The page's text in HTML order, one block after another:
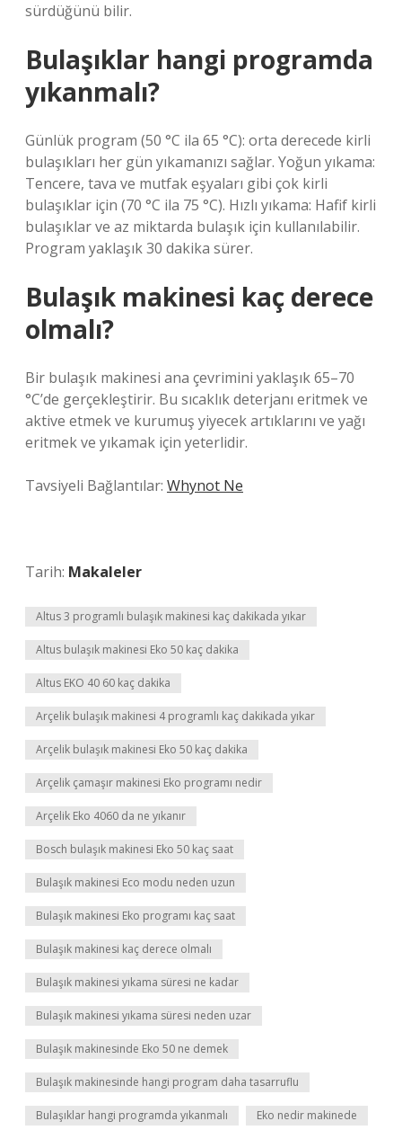
sürdüğünü bilir.
Bulaşıklar hangi programda
yıkanmalı?
Günlük program (50 °C ila 65 °C): orta derecede kirli
bulaşıkları her gün yıkamanızı sağlar. Yoğun yıkama:
Tencere, tava ve mutfak eşyaları gibi çok kirli
bulaşıklar için (70 °C ila 75 °C). Hızlı yıkama: Hafif kirli
bulaşıklar ve az miktarda bulaşık için kullanılabilir.
Program yaklaşık 30 dakika sürer.
Bulaşık makinesi kaç derece
olmalı?
Bir bulaşık makinesi ana çevrimini yaklaşık 65–70
°C’de gerçekleştirir. Bu sıcaklık deterjanı eritmek ve
aktive etmek ve kurumuş yiyecek artıklarını ve yağı
eritmek ve yıkamak için yeterlidir.
Tavsiyeli Bağlantılar: Whynot Ne
Tarih: Makaleler
Altus 3 programlı bulaşık makinesi kaç dakikada yıkar
Altus bulaşık makinesi Eko 50 kaç dakika
Altus EKO 40 60 kaç dakika
Arçelik bulaşık makinesi 4 programlı kaç dakikada yıkar
Arçelik bulaşık makinesi Eko 50 kaç dakika
Arçelik çamaşır makinesi Eko programı nedir
Arçelik Eko 4060 da ne yıkanır
Bosch bulaşık makinesi Eko 50 kaç saat
Bulaşık makinesi Eco modu neden uzun
Bulaşık makinesi Eko programı kaç saat
Bulaşık makinesi kaç derece olmalı
Bulaşık makinesi yıkama süresi ne kadar
Bulaşık makinesi yıkama süresi neden uzar
Bulaşık makinesinde Eko 50 ne demek
Bulaşık makinesinde hangi program daha tasarruflu
Bulaşıklar hangi programda yıkanmalı Eko nedir makinede